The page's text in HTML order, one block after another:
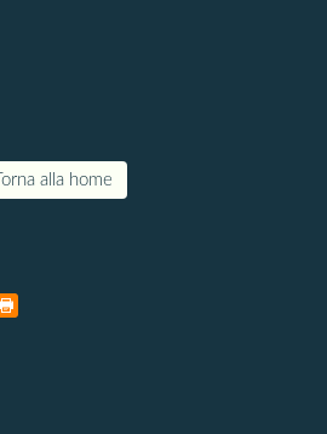
Torna alla home